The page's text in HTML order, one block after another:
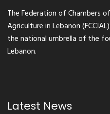
The Federation of Chambers
Agriculture in Lebanon
the national umbrella of the
Lebanon.
Latest News